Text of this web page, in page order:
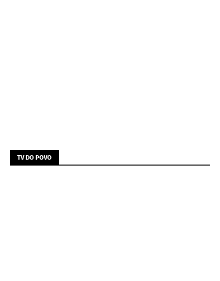
TV DO POVO